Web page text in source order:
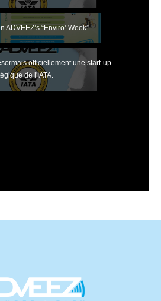
ADVEEZ’s “Enviro’ Week”
officiellement une start-up
de l'IATA.